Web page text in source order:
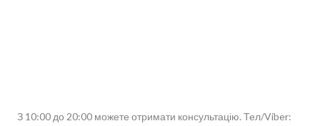
З 10:00 до 20:00 можете отримати консультацію. Тел/Viber: